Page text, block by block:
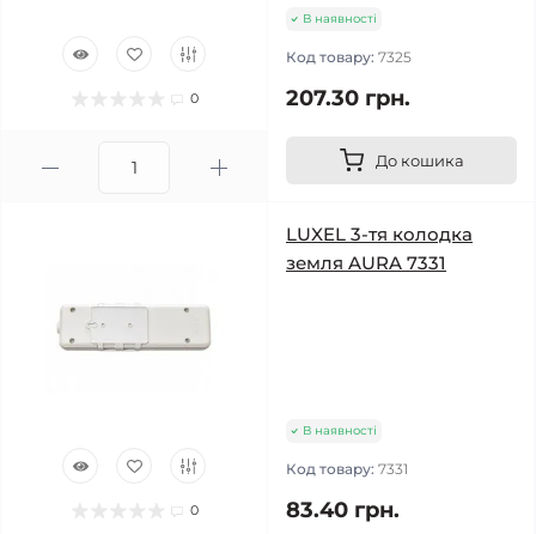
0
В наявності
Код товару: 7325
207.30 грн.
До кошика
0
LUXEL 3-тя колодка
земля AURA 7331
В наявності
Код товару: 7331
83.40 грн.